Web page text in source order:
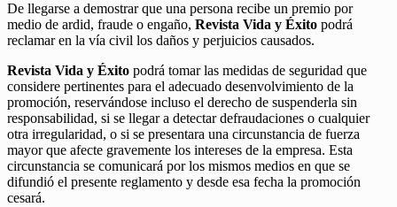
De llegarse a demostrar que una persona recibe un premio por
medio de ardid, fraude o engaño, Revista Vida y Éxito podrá
reclamar en la vía civil los daños y perjuicios causados.
Revista Vida y Éxito podrá tomar las medidas de seguridad que
considere pertinentes para el adecuado desenvolvimiento de la
promoción, reservándose incluso el derecho de suspenderla sin
responsabilidad, si se llegar a detectar defraudaciones o cualquier
otra irregularidad, o si se presentara una circunstancia de fuerza
mayor que afecte gravemente los intereses de la empresa. Esta
circunstancia se comunicará por los mismos medios en que se
difundió el presente reglamento y desde esa fecha la promoción
cesará.